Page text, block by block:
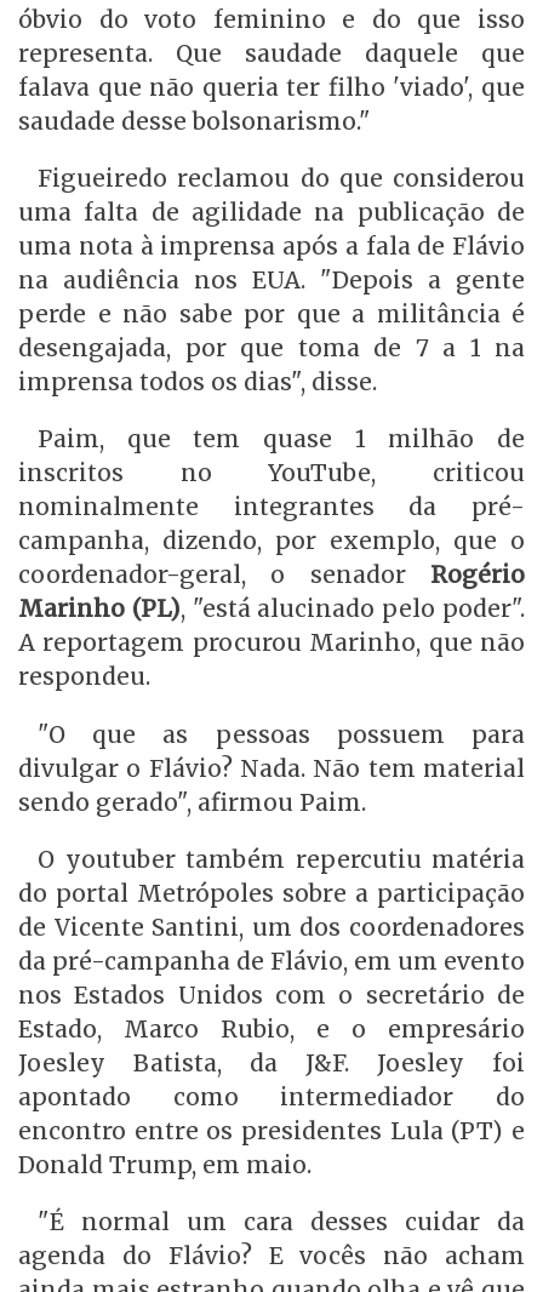
óbvio do voto feminino e do que isso
representa. Que saudade daquele que
falava que não queria ter filho 'viado', que
saudade desse bolsonarismo."
Figueiredo reclamou do que considerou
uma falta de agilidade na publicação de
uma nota à imprensa após a fala de Flávio
na audiência nos EUA. "Depois a gente
perde e não sabe por que a militância é
desengajada, por que toma de 7 a 1 na
imprensa todos os dias", disse.
Paim, que tem quase 1 milhão de
inscritos no YouTube, criticou
nominalmente integrantes da pré-
campanha, dizendo, por exemplo, que o
coordenador-geral, o senador Rogério
Marinho (PL), "está alucinado pelo poder".
A reportagem procurou Marinho, que não
respondeu.
"O que as pessoas possuem para
divulgar o Flávio? Nada. Não tem material
sendo gerado", afirmou Paim.
O youtuber também repercutiu matéria
do portal Metrópoles sobre a participação
de Vicente Santini, um dos coordenadores
da pré-campanha de Flávio, em um evento
nos Estados Unidos com o secretário de
Estado, Marco Rubio, e o empresário
Joesley Batista, da J&F. Joesley foi
apontado como intermediador do
encontro entre os presidentes Lula (PT) e
Donald Trump, em maio.
"É normal um cara desses cuidar da
agenda do Flávio? E vocês não acham